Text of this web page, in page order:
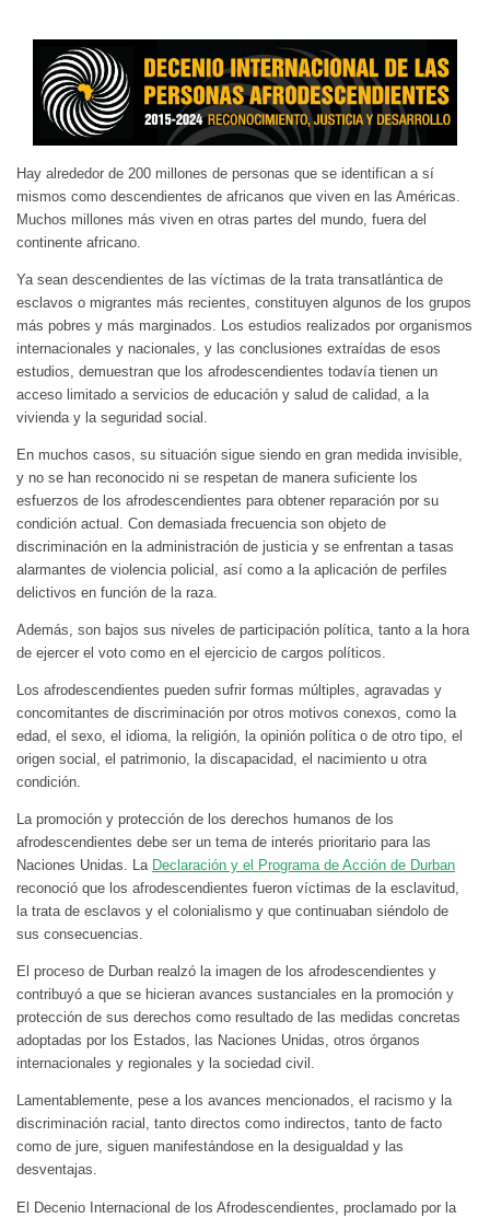
Hay alrededor de 200 millones de personas que se identifican a sí
mismos como descendientes de africanos que viven en las Américas.
Muchos millones más viven en otras partes del mundo, fuera del
continente africano.
Ya sean descendientes de las víctimas de la trata transatlántica de
esclavos o migrantes más recientes, constituyen algunos de los grupos
más pobres y más marginados. Los estudios realizados por organismos
internacionales y nacionales, y las conclusiones extraídas de esos
estudios, demuestran que los afrodescendientes todavía tienen un
acceso limitado a servicios de educación y salud de calidad, a la
vivienda y la seguridad social.
En muchos casos, su situación sigue siendo en gran medida invisible,
y no se han reconocido ni se respetan de manera suficiente los
esfuerzos de los afrodescendientes para obtener reparación por su
condición actual. Con demasiada frecuencia son objeto de
discriminación en la administración de justicia y se enfrentan a tasas
alarmantes de violencia policial, así como a la aplicación de perfiles
delictivos en función de la raza.
Además, son bajos sus niveles de participación política, tanto a la hora
de ejercer el voto como en el ejercicio de cargos políticos.
Los afrodescendientes pueden sufrir formas múltiples, agravadas y
concomitantes de discriminación por otros motivos conexos, como la
edad, el sexo, el idioma, la religión, la opinión política o de otro tipo, el
origen social, el patrimonio, la discapacidad, el nacimiento u otra
condición.
La promoción y protección de los derechos humanos de los
afrodescendientes debe ser un tema de interés prioritario para las
Naciones Unidas. La Declaración y el Programa de Acción de Durban
reconoció que los afrodescendientes fueron víctimas de la esclavitud,
la trata de esclavos y el colonialismo y que continuaban siéndolo de
sus consecuencias.
El proceso de Durban realzó la imagen de los afrodescendientes y
contribuyó a que se hicieran avances sustanciales en la promoción y
protección de sus derechos como resultado de las medidas concretas
adoptadas por los Estados, las Naciones Unidas, otros órganos
internacionales y regionales y la sociedad civil.
Lamentablemente, pese a los avances mencionados, el racismo y la
discriminación racial, tanto directos como indirectos, tanto de facto
como de jure, siguen manifestándose en la desigualdad y las
desventajas.
El Decenio Internacional de los Afrodescendientes, proclamado por la